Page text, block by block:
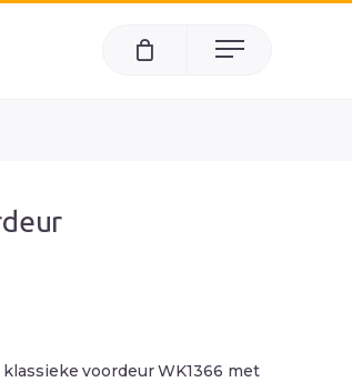
Menu
voordeur WK1366 met